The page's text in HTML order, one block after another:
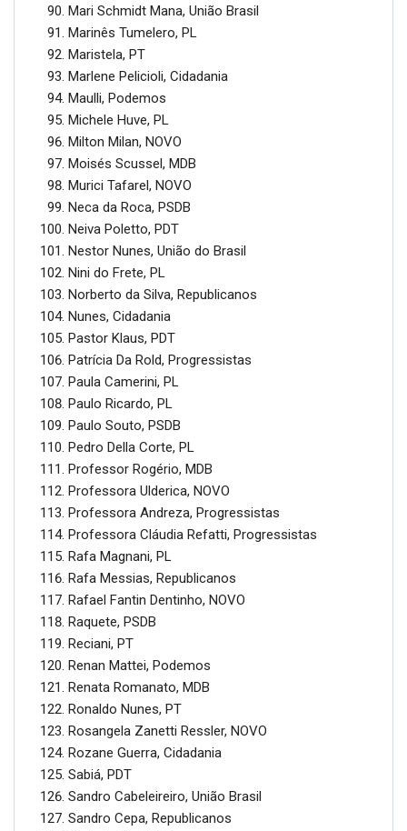
Mari Schmidt Mana, União Brasil
Marinês Tumelero, PL
Maristela, PT
Marlene Pelicioli, Cidadania
Maulli, Podemos
Michele Huve, PL
Milton Milan, NOVO
Moisés Scussel, MDB
Murici Tafarel, NOVO
Neca da Roca, PSDB
Neiva Poletto, PDT
Nestor Nunes, União do Brasil
Nini do Frete, PL
Norberto da Silva, Republicanos
Nunes, Cidadania
Pastor Klaus, PDT
Patrícia Da Rold, Progressistas
Paula Camerini, PL
Paulo Ricardo, PL
Paulo Souto, PSDB
Pedro Della Corte, PL
Professor Rogério, MDB
Professora Ulderica, NOVO
Professora Andreza, Progressistas
Professora Cláudia Refatti, Progressistas
Rafa Magnani, PL
Rafa Messias, Republicanos
Rafael Fantin Dentinho, NOVO
Raquete, PSDB
Reciani, PT
Renan Mattei, Podemos
Renata Romanato, MDB
Ronaldo Nunes, PT
Rosangela Zanetti Ressler, NOVO
Rozane Guerra, Cidadania
Sabiá, PDT
Sandro Cabeleireiro, União Brasil
Sandro Cepa, Republicanos